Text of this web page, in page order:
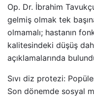
Op. Dr. İbrahim
gelmiş olmak tek
olmamalı; hastanın
kalitesindeki düşüş
açıklamalarında
Sıvı diz protezi:
Son dönemde sosyal